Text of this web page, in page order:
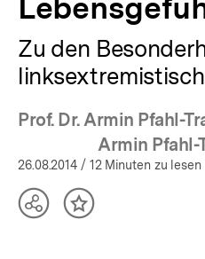
Zu den
Prof. Dr. Armin Pfahl-
Armin Pfahl-
26.08.2014 / 12 Minuten zu lesen
TeilenInhalt